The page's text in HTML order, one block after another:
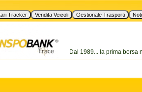
Dal 1989... la prima borsa